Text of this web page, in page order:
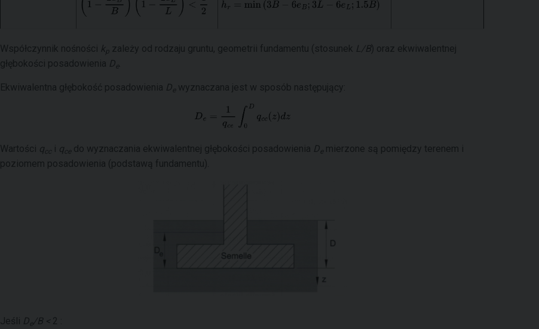
Współczynnik nośności kp zależy od rodzaju gruntu, geometrii fundamentu (stosunek L/B) oraz ekwiwalentnej
głębokości posadowienia De
Ekwiwalentna głębokość posadowienia De wyznaczana jest w sposób następujący:
Wartości q i q ce do wyznaczania ekwiwalentnej głębokości posadowienia De mierzone są pomiędzy terenem i
poziomem posadowienia (podstawą fundamentu).
Jeśli De /B < 2 :